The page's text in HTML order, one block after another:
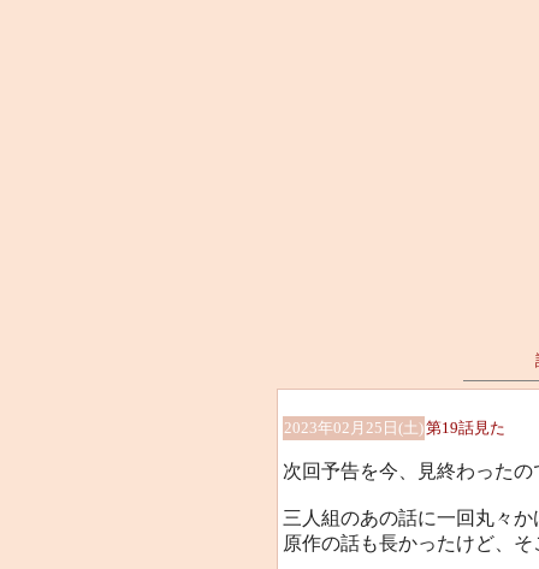
2023年02月25日(土)第19話見た
次回予告を今、見終わったの
三人組のあの話に一回丸々
原作の話も長かったけど、